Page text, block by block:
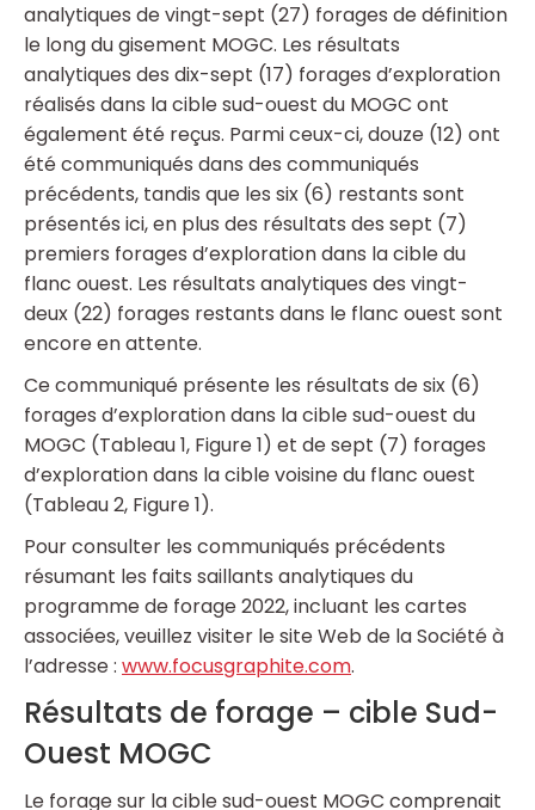
analytiques de vingt-sept (27) forages de définition
le long du gisement MOGC. Les résultats
analytiques des dix-sept (17) forages d’exploration
réalisés dans la cible sud-ouest du MOGC ont
également été reçus. Parmi ceux-ci, douze (12) ont
été communiqués dans des communiqués
précédents, tandis que les six (6) restants sont
présentés ici, en plus des résultats des sept (7)
premiers forages d’exploration dans la cible du
flanc ouest. Les résultats analytiques des vingt-
deux (22) forages restants dans le flanc ouest sont
encore en attente.
Ce communiqué présente les résultats de six (6)
forages d’exploration dans la cible sud-ouest du
MOGC (Tableau 1, Figure 1) et de sept (7) forages
d’exploration dans la cible voisine du flanc ouest
(Tableau 2, Figure 1).
Pour consulter les communiqués précédents
résumant les faits saillants analytiques du
programme de forage 2022, incluant les cartes
associées, veuillez visiter le site Web de la Société à
l’adresse : www.focusgraphite.com.
Résultats de forage – cible Sud-
Ouest MOGC
Le forage sur la cible sud-ouest MOGC comprenait